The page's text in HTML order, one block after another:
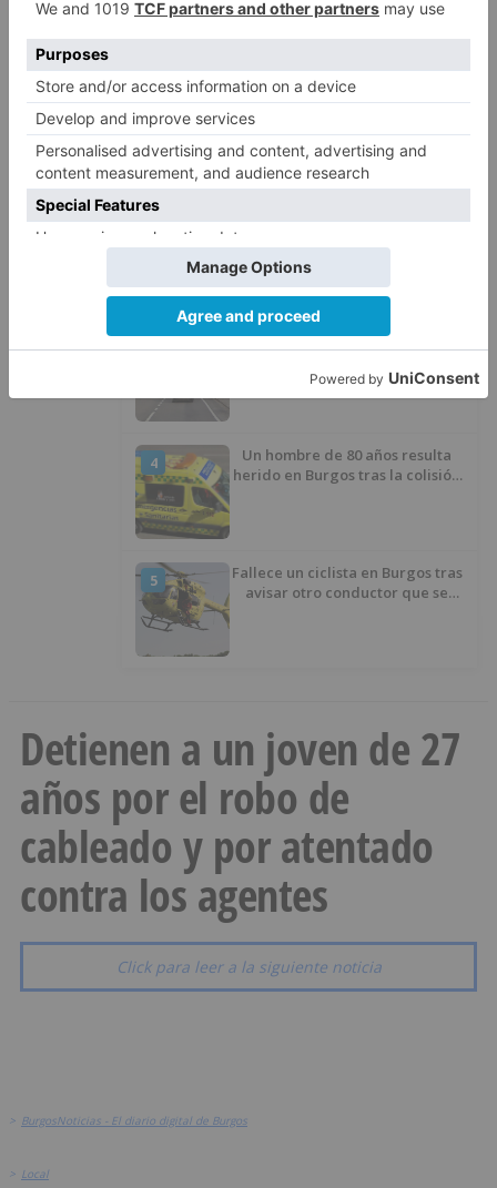
La provincia de Burgos celebra
2
La Junta no asistirá a la
Infancia y pide el retorno de los
menores a Marruecos desde
Ceuta
3
Herido un motorista en Belorado
en la Avenida Burgos
4
Un hombre de 80 años resulta
herido en Burgos tras la colisión
5
Fallece un ciclista en Burgos tras
avisar otro conductor que se
Detienen a un joven de 27
años por el robo de
cableado y por atentado
contra los agentes
Click para leer a la siguiente noticia
> BurgosNoticias - El diario digital de Burgos
> Local